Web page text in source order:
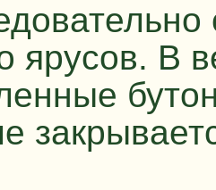
ярусов. В